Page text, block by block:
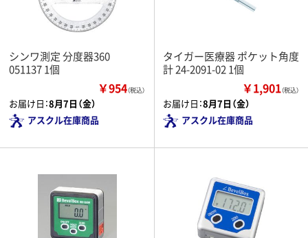
シンワ測定 分度器360 ゚
051137 1個
￥954（税込）
お届け日：8月7日（金）
アスクル在庫商品
タイガー医療器 ポケット角度
計 24-2091-02 1個
￥1,901（税込）
お届け日：8月7日（金）
アスクル在庫商品